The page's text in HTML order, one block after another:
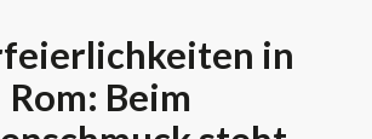
in
Rom: Beim